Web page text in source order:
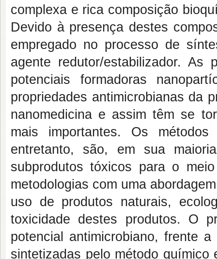
complexa e rica composição
Devido à presença destes
empregado no processo de
agente redutor/estabilizador. As
potenciais formadoras
propriedades antimicrobianas da
nanomedicina e assim têm se
mais importantes. Os
entretanto, são, em sua
subprodutos tóxicos para o
metodologias com uma
uso de produtos naturais,
toxicidade destes produtos. O
potencial antimicrobiano, frente
sintetizadas pelo método